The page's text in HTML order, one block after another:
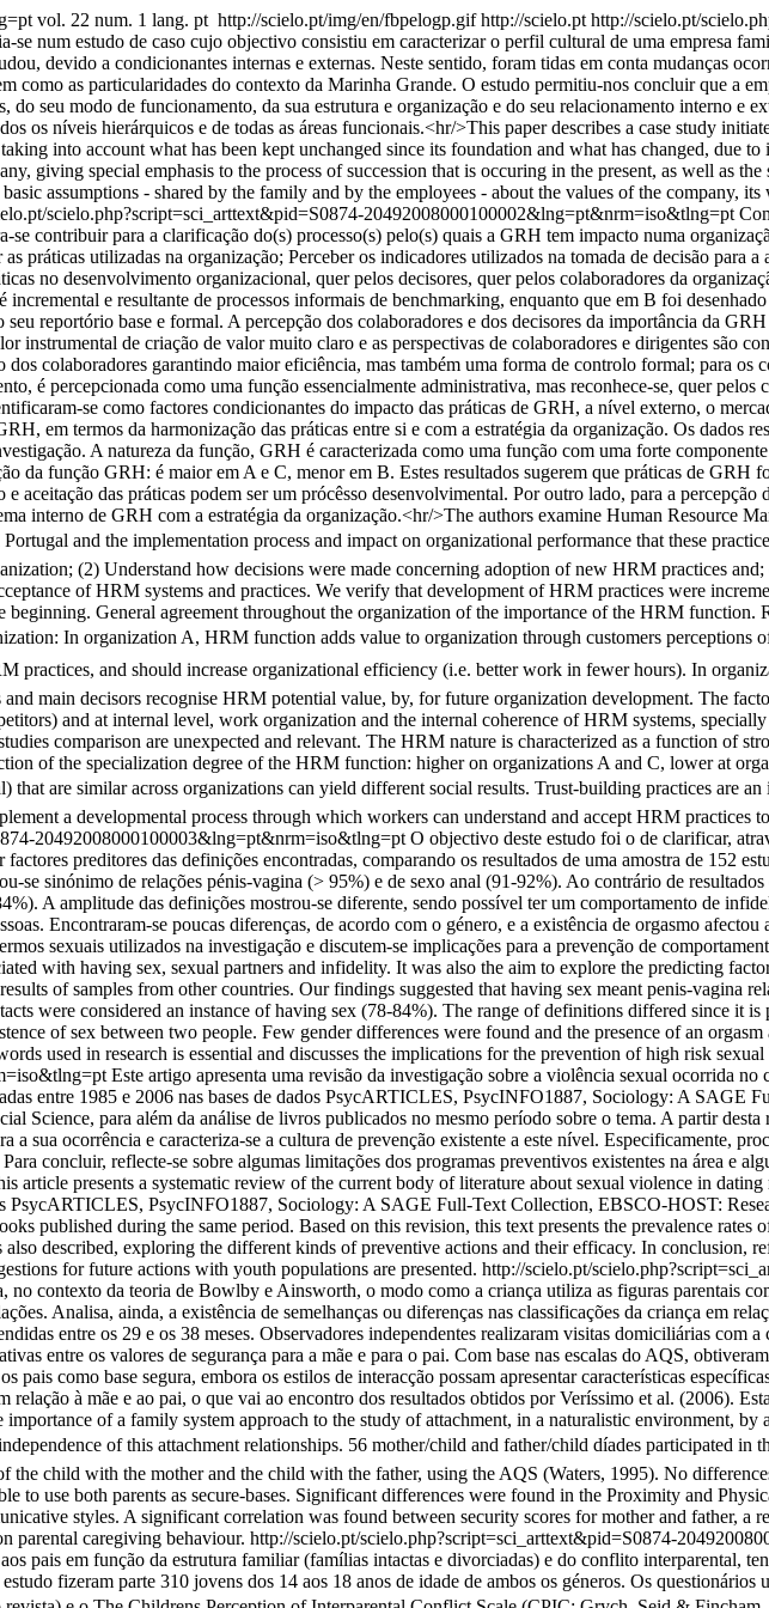
vol. 22 num. 1 lang. pt http://scielo.pt/img/en/fbpelogp.gif http://scielo.pt http://scielo.pt/
se num estudo de caso cujo objectivo consistiu em caracterizar o perfil cultural de uma empresa
devido a condicionantes internas e externas. Neste sentido, foram tidas em conta mudanças
como as particularidades do contexto da Marinha Grande. O estudo permitiu-nos concluir que a
do seu modo de funcionamento, da sua estrutura e organização e do seu relacionamento interno e
os níveis hierárquicos e de todas as áreas funcionais.<hr/>This paper describes a case study
into account what has been kept unchanged since its foundation and what has changed, due to
giving special emphasis to the process of succession that is occuring in the present, as well as
assumptions - shared by the family and by the employees - about the values of the company,
scielo.php?script=sci_arttext&pid=S0874-20492008000100002&lng=pt&nrm=iso&tlng=pt
contribuir para a clarificação do(s) processo(s) pelo(s) quais a GRH tem impacto numa
práticas utilizadas na organização; Perceber os indicadores utilizados na tomada de decisão para
no desenvolvimento organizacional, quer pelos decisores, quer pelos colaboradores da
e resultante de processos informais de benchmarking, enquanto que em B foi
reportório base e formal. A percepção dos colaboradores e dos decisores da importância da
instrumental de criação de valor muito claro e as perspectivas de colaboradores e dirigentes são
colaboradores garantindo maior eficiência, mas também uma forma de controlo formal; para os
é percepcionada como uma função essencialmente administrativa, mas reconhece-se, quer pelos
se como factores condicionantes do impacto das práticas de GRH, a nível externo, o
em termos da harmonização das práticas entre si e com a estratégia da organização. Os dados
A natureza da função, GRH é caracterizada como uma função com uma forte
da função GRH: é maior em A e C, menor em B. Estes resultados sugerem que práticas de GRH
aceitação das práticas podem ser um prócêsso desenvolvimental. Por outro lado, para a
interno de GRH com a estratégia da organização.<hr/>The authors examine Human Resource
and the implementation process and impact on organizational performance that these
(2) Understand how decisions were made concerning adoption of new HRM practices
of HRM systems and practices. We verify that development of HRM practices were
General agreement throughout the organization of the importance of the HRM
In organization A, HRM function adds value to organization through customers perceptions
and should increase organizational efficiency (i.e. better work in fewer hours). In
main decisors recognise HRM potential value, by, for future organization development. The
and at internal level, work organization and the internal coherence of HRM systems,
comparison are unexpected and relevant. The HRM nature is characterized as a function of
of the specialization degree of the HRM function: higher on organizations A and C, lower at
that are similar across organizations can yield different social results. Trust-building practices are
a developmental process through which workers can understand and accept HRM practices
20492008000100003&lng=pt&nrm=iso&tlng=pt O objectivo deste estudo foi o de clarificar,
preditores das definições encontradas, comparando os resultados de uma amostra de 152
se sinónimo de relações pénis-vagina (> 95%) e de sexo anal (91-92%). Ao contrário de
A amplitude das definições mostrou-se diferente, sendo possível ter um comportamento de
Encontraram-se poucas diferenças, de acordo com o género, e a existência de orgasmo
sexuais utilizados na investigação e discutem-se implicações para a prevenção de
with having sex, sexual partners and infidelity. It was also the aim to explore the predicting
of samples from other countries. Our findings suggested that having sex meant penis-vagina
were considered an instance of having sex (78-84%). The range of definitions differed since it
of sex between two people. Few gender differences were found and the presence of an
used in research is essential and discusses the implications for the prevention of high risk sexual
Este artigo apresenta uma revisão da investigação sobre a violência sexual ocorrida no
entre 1985 e 2006 nas bases de dados PsycARTICLES, PsycINFO1887, Sociology: A SAGE
Science, para além da análise de livros publicados no mesmo período sobre o tema. A partir desta
sua ocorrência e caracteriza-se a cultura de prevenção existente a este nível. Especificamente,
concluir, reflecte-se sobre algumas limitações dos programas preventivos existentes na área e
article presents a systematic review of the current body of literature about sexual violence in
PsycARTICLES, PsycINFO1887, Sociology: A SAGE Full-Text Collection, EBSCO-HOST:
published during the same period. Based on this revision, this text presents the prevalence rates
described, exploring the different kinds of preventive actions and their efficacy. In conclusion,
for future actions with youth populations are presented. http://scielo.pt/
no contexto da teoria de Bowlby e Ainsworth, o modo como a criança utiliza as figuras parentais
Analisa, ainda, a existência de semelhanças ou diferenças nas classificações da criança em
entre os 29 e os 38 meses. Observadores independentes realizaram visitas domiciliárias com
entre os valores de segurança para a mãe e para o pai. Com base nas escalas do AQS,
como base segura, embora os estilos de interacção possam apresentar características
à mãe e ao pai, o que vai ao encontro dos resultados obtidos por Veríssimo et al. (2006).
of a family system approach to the study of attachment, in a naturalistic environment, by
of this attachment relationships. 56 mother/child and father/child díades participated in
the child with the mother and the child with the father, using the AQS (Waters, 1995). No
to use both parents as secure-bases. Significant differences were found in the Proximity and
styles. A significant correlation was found between security scores for mother and father, a
parental caregiving behaviour. http://scielo.pt/scielo.php?script=sci_arttext&pid=S0874-
pais em função da estrutura familiar (famílias intactas e divorciadas) e do conflito interparental,
fizeram parte 310 jovens dos 14 aos 18 anos de idade de ambos os géneros. Os